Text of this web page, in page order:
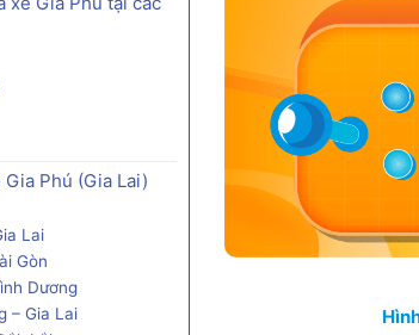
Phú (Gia Lai)
Lai
Gòn
Dương
– Gia Lai